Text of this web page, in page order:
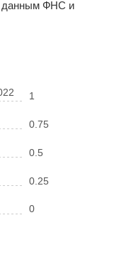
ФНС и
0
0.25
0.5
0.75
1